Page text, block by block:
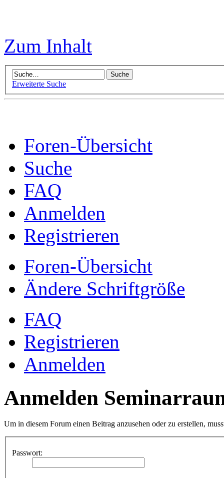
Zum Inhalt
Erweiterte Suche
Foren-Übersicht
Suche
FAQ
Anmelden
Registrieren
Foren-Übersicht
Ändere Schriftgröße
FAQ
Registrieren
Anmelden
Anmelden
Um in diesem Forum einen Beitrag anzusehen oder zu erstellen,
Passwort: